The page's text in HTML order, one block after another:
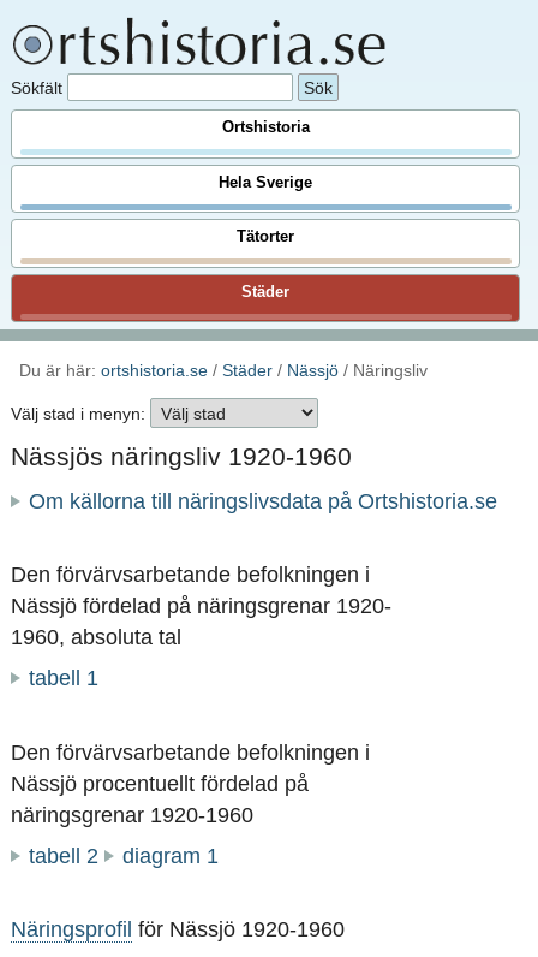
Sökfält
Ortshistoria
Hela Sverige
Tätorter
Städer
Du är här: ortshistoria.se/ Städer/ Nässjö/ Näringsliv
Välj stad i menyn:
Nässjös näringsliv 1920-1960
Om källorna till näringslivsdata på Ortshistoria.se
Den förvärvsarbetande befolkningen i
Nässjö fördelad på näringsgrenar 1920-
1960, absoluta tal
tabell 1
Den förvärvsarbetande befolkningen i
Nässjö procentuellt fördelad på
näringsgrenar 1920-1960
tabell 2
diagram 1
Näringsprofil för Nässjö 1920-1960